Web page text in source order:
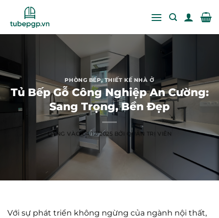
PHÒNG BẾP,THIẾT KẾ NHÀ Ở
Tủ Bếp Gỗ Công Nghiệp An Cường:
Sang Trọng, Bền Đẹp
ĐĂNG VÀO04/12/2025 BỞI QUẢN TRỊ VIÊN
Với sự phát triển không ngừng của ngành nội thất,